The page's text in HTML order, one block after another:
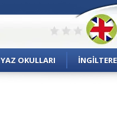
YAZ OKULLARI